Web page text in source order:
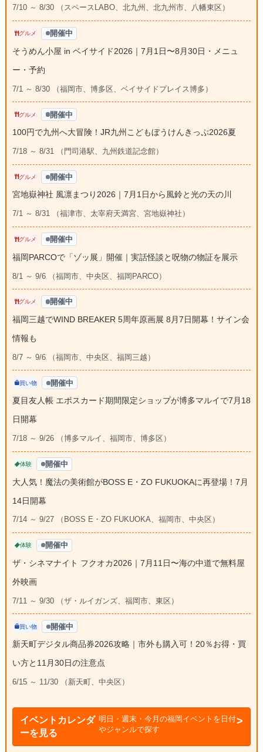
7/10 ～ 8/30 （スペースLABO、北九州、北九州市、八幡東区）
グルメ 開催中
そうめん小屋 in ベイサイド2026｜7月1日〜8月30日・メニュ
ー・予約
7/1 ～ 8/30 （福岡市、博多区、ベイサイドプレイス博多）
グルメ 開催中
100円で九州へ大冒険！JR九州こどもぼうけんきっぷ2026夏
7/18 ～ 8/31 （門司港駅、九州鉄道記念館）
グルメ 開催中
宮地嶽神社 風凛まつり2026｜7月1日から風鈴と光の天の川
7/1 ～ 8/31 （福津市、太宰府天満宮、宮地嶽神社）
グルメ 開催中
福岡PARCOで「ゾッ展」開催｜実話怪談と呪物の物証を展示
8/1 ～ 9/6 （福岡市、中央区、福岡PARCO）
グルメ 開催中
福岡三越でWIND BREAKER 5周年原画展 8月7日開幕！サイン会
情報も
8/7 ～ 9/6 （福岡市、中央区、福岡三越）
買い物 開催中
夏目友人帳 エポスカード期間限定ショップが博多マルイで7月18
日開幕
7/18 ～ 9/26 （博多マルイ、福岡市、博多区）
体験 開催中
大人気！魔法の美術館がBOSS E・ZO FUKUOKAに再登場！7月
14日開幕
7/14 ～ 9/27 （BOSS E・ZO FUKUOKA、福岡市、中央区）
体験 開催中
ザ・シネマナイト フクオカ2026｜7月11日〜海の中道で無料屋
外映画
7/11 ～ 9/30 （ザ・ルイガンズ、福岡市、東区）
買い物 開催中
新天町デジタル商品券2026攻略｜市外も購入可！20％お得・買
い方と11月30日の注意点
6/15 ～ 11/30 （新天町、中央区）
イベントカレンダ
ーを見る
明日・週末・今月の福岡イベントを日付
やジャンルで探す